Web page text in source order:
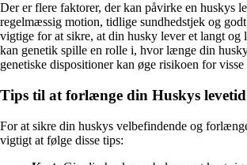
Der er flere faktorer, der kan påvirke en huskys
regelmæssig motion, tidlige sundhedstjek og
vigtige for at sikre, at din husky lever et langt
kan genetik spille en rolle i, hvor længe din
genetiske dispositioner kan øge risikoen for visse
Tips til at forlænge din Huskys levetid
For at sikre din huskys velbefindende og
vigtigt at følge disse tips: